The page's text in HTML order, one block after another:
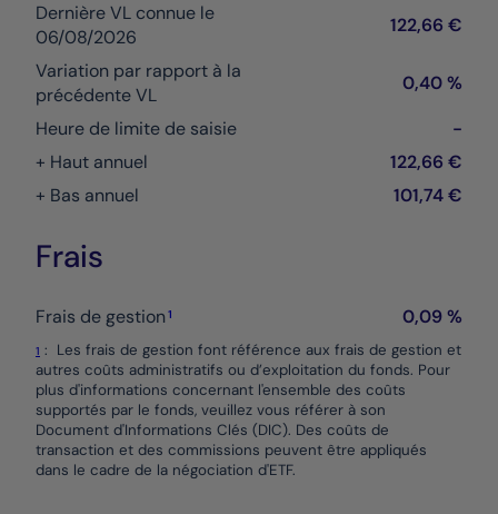
Dernière VL connue le
06/08/2026
122,66 €
Variation par rapport à la
précédente VL
0,40 %
Heure de limite de saisie
-
+ Haut annuel
122,66 €
+ Bas annuel
101,74 €
Frais
Frais de gestion 1
0,09 %
1 : Les frais de gestion font référence aux frais de gestion et
autres coûts administratifs ou d’exploitation du fonds. Pour
plus d'informations concernant l'ensemble des coûts
supportés par le fonds, veuillez vous référer à son
Document d'Informations Clés (DIC). Des coûts de
transaction et des commissions peuvent être appliqués
dans le cadre de la négociation d'ETF.